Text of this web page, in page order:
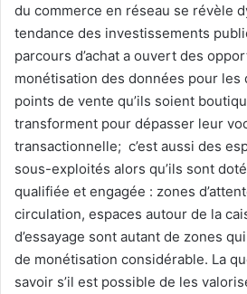
du commerce en réseau se révèle
tendance des investissements
parcours d’achat a ouvert des
monétisation des données pour les
points de vente qu’ils soient
transforment pour dépasser leur
transactionnelle; c’est aussi des
sous-exploités alors qu’ils sont
qualifiée et engagée : zones
circulation, espaces autour de la
d’essayage sont autant de zones
de monétisation considérable. La
savoir s’il est possible de les